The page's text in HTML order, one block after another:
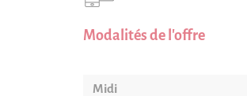
Modalités de l'offre
Midi